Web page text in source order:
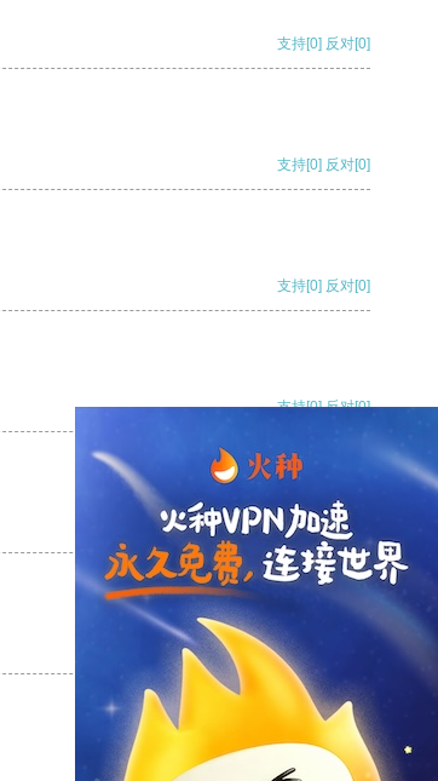
支持[0] 反对[0]
支持[0] 反对[0]
支持[0] 反对[0]
支持[0] 反对[0]
支持[0] 反对
支持
支持 反对 [0]